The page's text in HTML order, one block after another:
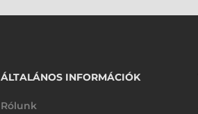
ÁLTALÁNOS INFORMÁCIÓK
Rólunk